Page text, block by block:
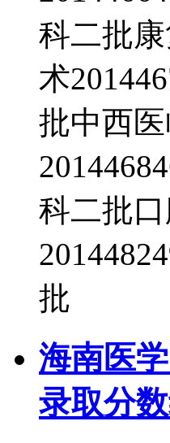
科二批
术
批中西
科二批
批
海南医
录取分